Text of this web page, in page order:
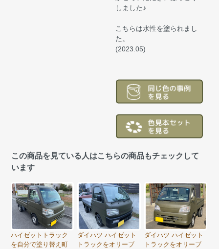
しました♪
こちらは水性を塗られまし
た。
(2023.05)
この商品を見ている人はこちらの商品もチェックして
います
ハイゼットトラック
を自分で塗り替え町
ダイハツ ハイゼット
トラックをオリーブ
ダイハツ ハイゼット
トラックをオリーブ